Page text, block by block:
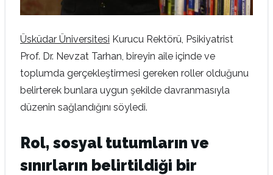
Üsküdar Üniversitesi Kurucu Rektörü, Psikiyatrist
Prof. Dr. Nevzat Tarhan, bireyin aile içinde ve
toplumda gerçekleştirmesi gereken roller olduğunu
belirterek bunlara uygun şekilde davranmasıyla
düzenin sağlandığını söyledi.
Rol, sosyal tutumların ve
sınırların belirtildiği bir